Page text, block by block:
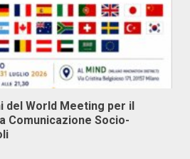
del World Meeting per il
Comunicazione Socio-